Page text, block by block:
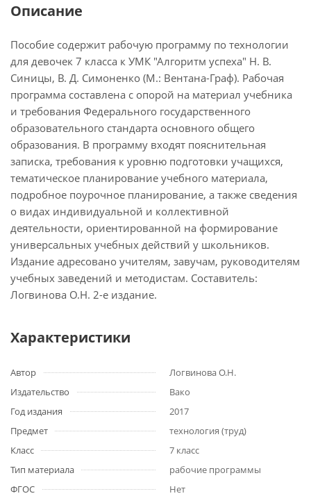
Описание
Пособие содержит рабочую программу по технологии
для девочек 7 класса к УМК "Алгоритм успеха" Н. В.
Синицы, В. Д. Симоненко (М.: Вентана-Граф). Рабочая
программа составлена с опорой на материал учебника
и требования Федерального государственного
образовательного стандарта основного общего
образования. В программу входят пояснительная
записка, требования к уровню подготовки учащихся,
тематическое планирование учебного материала,
подробное поурочное планирование, а также сведения
о видах индивидуальной и коллективной
деятельности, ориентированной на формирование
универсальных учебных действий у школьников.
Издание адресовано учителям, завучам, руководителям
учебных заведений и методистам. Составитель:
Логвинова О.Н. 2-е издание.
Характеристики
Автор
Логвинова О.Н.
Издательство
Вако
Год издания
2017
Предмет
технология (труд)
Класс
7 класс
Тип материала
рабочие программы
ФГОС
Нет